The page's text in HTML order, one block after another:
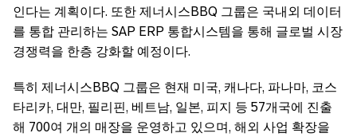
인다는 계획이다. 또한 제너시스BBQ 그룹은 국내외 데이터
를 통합 관리하는 SAP ERP 통합시스템을 통해 글로벌 시장
경쟁력을 한층 강화할 예정이다.
특히 제너시스BBQ 그룹은 현재 미국, 캐나다, 파나마, 코스
타리카, 대만, 필리핀, 베트남, 일본, 피지 등 57개국에 진출
해 700여 개의 매장을 운영하고 있으며, 해외 사업 확장을